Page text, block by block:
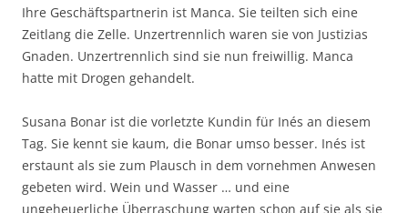
Ihre Geschäftspartnerin ist Manca. Sie teilten sich eine
Zeitlang die Zelle. Unzertrennlich waren sie von Justizias
Gnaden. Unzertrennlich sind sie nun freiwillig. Manca
hatte mit Drogen gehandelt.
Susana Bonar ist die vorletzte Kundin für Inés an diesem
Tag. Sie kennt sie kaum, die Bonar umso besser. Inés ist
erstaunt als sie zum Plausch in dem vornehmen Anwesen
gebeten wird. Wein und Wasser … und eine
ungeheuerliche Überraschung warten schon auf sie als sie